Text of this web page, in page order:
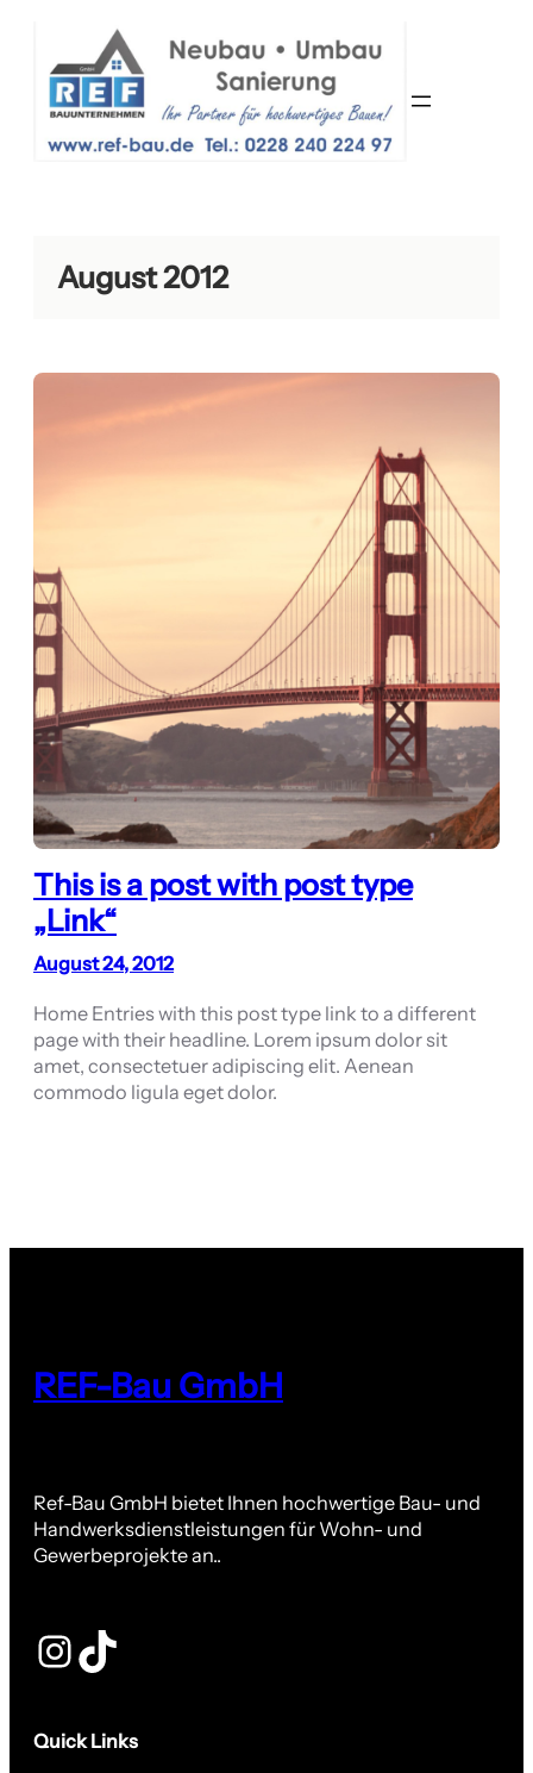
springen
August 2012
This is a post with post type
„Link“
August 24, 2012
Home Entries with this post type link to a different
page with their headline. Lorem ipsum dolor sit
amet, consectetuer adipiscing elit. Aenean
commodo ligula eget dolor.
REF-Bau GmbH
Ref-Bau GmbH bietet Ihnen hochwertige Bau- und
Handwerksdienstleistungen für Wohn- und
Gewerbeprojekte an..
InstagramTikTok
Quick Links